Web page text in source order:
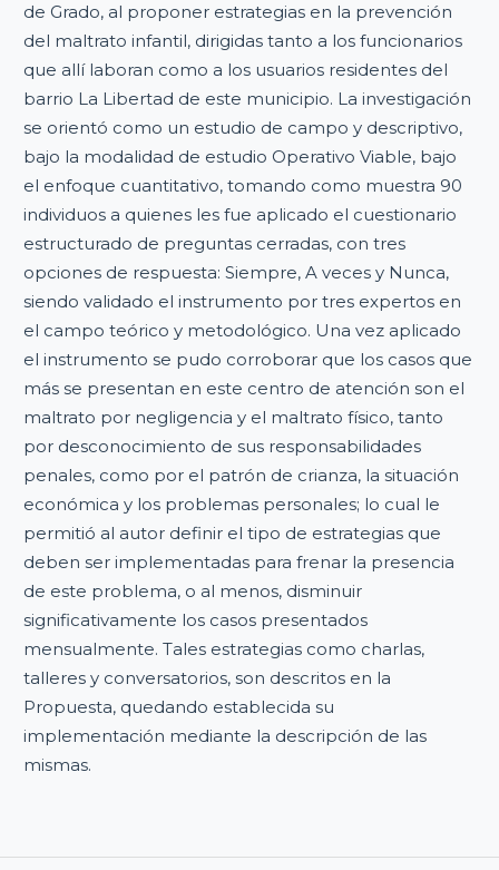
de Grado, al proponer estrategias en la prevención
del maltrato infantil, dirigidas tanto a los funcionarios
que allí laboran como a los usuarios residentes del
barrio La Libertad de este municipio. La investigación
se orientó como un estudio de campo y descriptivo,
bajo la modalidad de estudio Operativo Viable, bajo
el enfoque cuantitativo, tomando como muestra 90
individuos a quienes les fue aplicado el cuestionario
estructurado de preguntas cerradas, con tres
opciones de respuesta: Siempre, A veces y Nunca,
siendo validado el instrumento por tres expertos en
el campo teórico y metodológico. Una vez aplicado
el instrumento se pudo corroborar que los casos que
más se presentan en este centro de atención son el
maltrato por negligencia y el maltrato físico, tanto
por desconocimiento de sus responsabilidades
penales, como por el patrón de crianza, la situación
económica y los problemas personales; lo cual le
permitió al autor definir el tipo de estrategias que
deben ser implementadas para frenar la presencia
de este problema, o al menos, disminuir
significativamente los casos presentados
mensualmente. Tales estrategias como charlas,
talleres y conversatorios, son descritos en la
Propuesta, quedando establecida su
implementación mediante la descripción de las
mismas.